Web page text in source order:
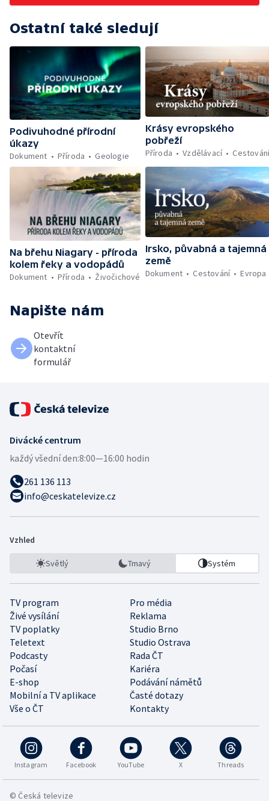
Ostatní také sledují
Podivuhodné přírodní
úkazy
Dokument
Příroda Geologie
Krásy evropského
pobřeží
Příroda
Vzdělávací
Na břehu Niagary - příroda
kolem řeky a vodopádů
Dokument
Příroda Živočichové
Irsko, půvabná a tajemná
země
Dokument
Cestování Evropa
Napište nám
Otevřít
kontaktní
formulář
Divácké centrum
každý všední den:8:00—16:00 hodin
261 136 113
info@ceskatelevize.cz
Vzhled
Světlý Tmavý Systém
TV program
Pro média
Živé vysílání
Reklama
TV poplatky
Studio Brno
Teletext
Studio Ostrava
Podcasty
Rada ČT
Počasí
Kariéra
E-shop
Podávání námětů
Mobilní a TV aplikace
Časté dotazy
Vše o ČT
Kontakty
Instagram Facebook YouTube X Threads
© Česká televize